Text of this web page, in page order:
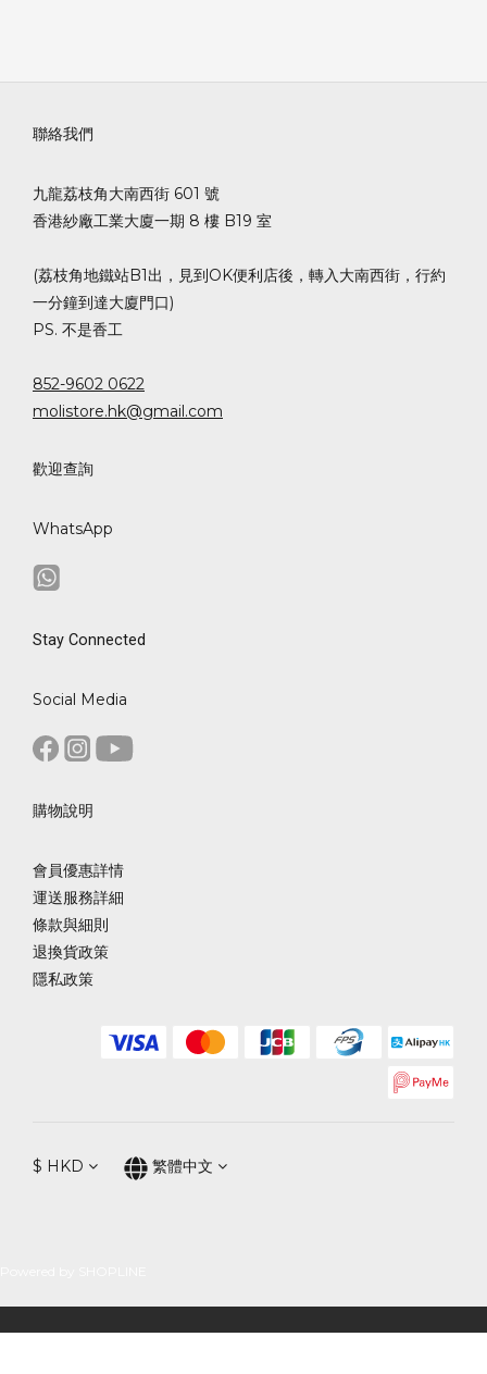
聯絡我們
九龍荔枝角大南西街 601 號
香港紗廠工業大廈一期 8 樓 B19 室
(荔枝角地鐵站B1出，見到OK便利店後，轉入大南西街，行約
一分鐘到達大廈門口)
PS. 不是香工
852-9602 0622
molistore.hk@gmail.com
歡迎查詢
WhatsApp
Stay Connected
Social Media
購物說明
會員優惠詳情
運送服務詳細
條款與細則
退換貨政策
隱私政策
$ HKD 繁體中文